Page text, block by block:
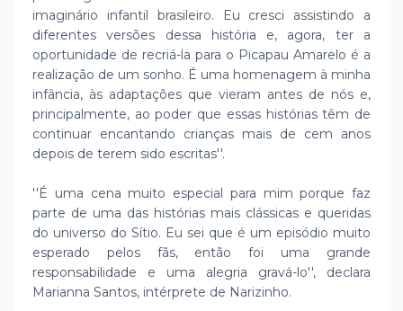
imaginário infantil brasileiro. Eu cresci assistindo a
diferentes versões dessa história e, agora, ter a
oportunidade de recriá-la para o Picapau Amarelo é a
realização de um sonho. É uma homenagem à minha
infância, às adaptações que vieram antes de nós e,
principalmente, ao poder que essas histórias têm de
continuar encantando crianças mais de cem anos
depois de terem sido escritas''.
''É uma cena muito especial para mim porque faz
parte de uma das histórias mais clássicas e queridas
do universo do Sítio. Eu sei que é um episódio muito
esperado pelos fãs, então foi uma grande
responsabilidade e uma alegria gravá-lo'', declara
Marianna Santos, intérprete de Narizinho.